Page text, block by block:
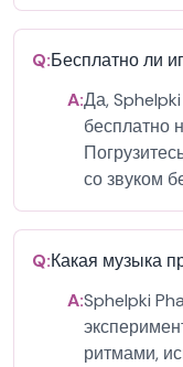
Q:Бесплатно ли
A:Да,
бесплатно
со звуком
Q:Какая музыка
A:Sphelpki
ритмами,